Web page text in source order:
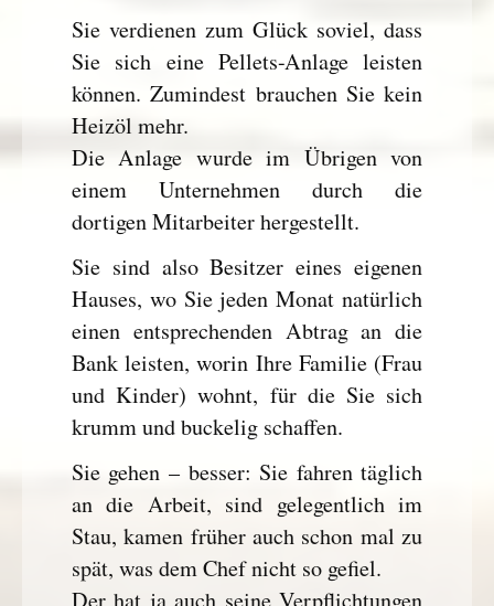
Sie verdienen zum Glück soviel, dass
Sie sich eine Pellets-Anlage leisten
können. Zumindest brauchen Sie kein
Heizöl mehr.
Die Anlage wurde im Übrigen von
einem Unternehmen durch die
dortigen Mitarbeiter hergestellt.
Sie sind also Besitzer eines eigenen
Hauses, wo Sie jeden Monat natürlich
einen entsprechenden Abtrag an die
Bank leisten, worin Ihre Familie (Frau
und Kinder) wohnt, für die Sie sich
krumm und buckelig schaffen.
Sie gehen – besser: Sie fahren täglich
an die Arbeit, sind gelegentlich im
Stau, kamen früher auch schon mal zu
spät, was dem Chef nicht so gefiel.